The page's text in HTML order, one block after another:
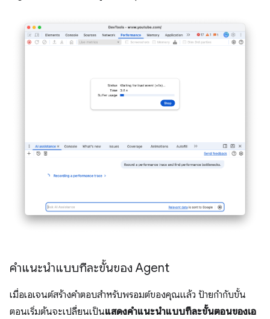
คำแนะนำแบบทีละขั้นของ Agent
เมื่อเอเจนต์สร้างคำตอบสำหรับพรอมต์ของคุณแล้ว ป้ายกำกับขั้น
ตอนเริ่มต้นจะเปลี่ยนเป็นแสดงคำแนะนำแบบทีละขั้นตอนของเอ